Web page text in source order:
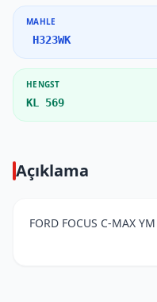
MAHLE
H323WK
HENGST
KL 569
Açıklama
FORD FOCUS C-MAX